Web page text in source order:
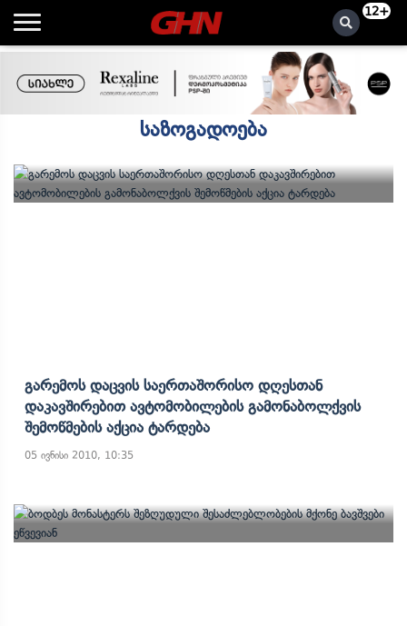
12+
საზოგადოება
Გარემოს Დაცვის Საერთაშორისო Დღესთან
Დაკავშირებით Ავტომობილების Გამონაბოლქვის
Შემოწმების Აქცია Ტარდება
05 ივნისი 2010, 10:35